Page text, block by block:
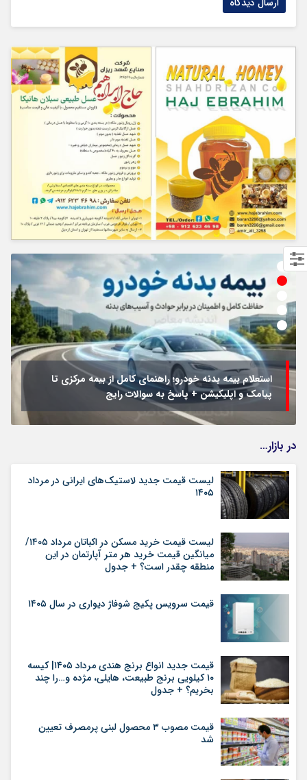
استعلام بیمه بدنه خودرو؛ راهنمای کامل از بیمه مرکزی تا
پیامک و اپلیکیشن + پاسخ به سوالات رایج
در بازار…
لیست قیمت جدید لاستیک‌های ایرانی در مرداد
۱۴۰۵
لیست قیمت خرید مسکن در اکباتان مرداد ۱۴۰۵/
میانگین قیمت خرید هر متر آپارتمان در این
منطقه چقدر است؟ + جدول
قیمت سرویس پکیج شوفاژ دیواری در سال ۱۴۰۵
قیمت جدید انواع برنج هندی مرداد ۱۴۰۵| کیسه
۱۰ کیلویی برنج طبیعت، هایلی، مژده و…را چند
بخریم؟ + جدول
قیمت مصوب ۳ محصول لبنی پرمصرف تعیین
شد